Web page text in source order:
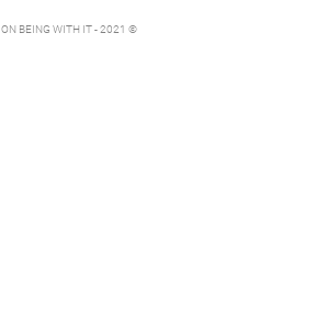
ON BEING WITH IT - 2021 ©